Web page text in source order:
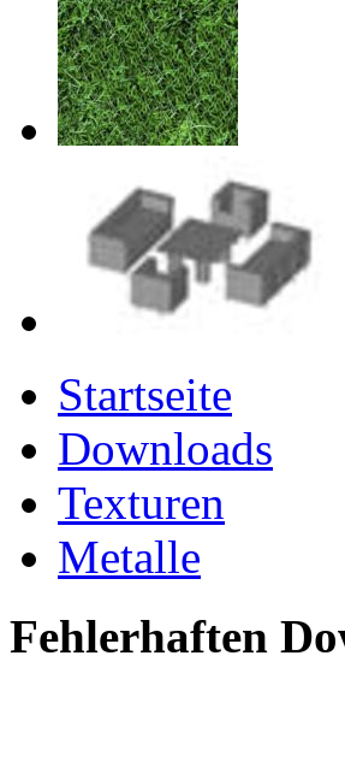
Startseite
Downloads
Texturen
Metalle
Fehlerhaften